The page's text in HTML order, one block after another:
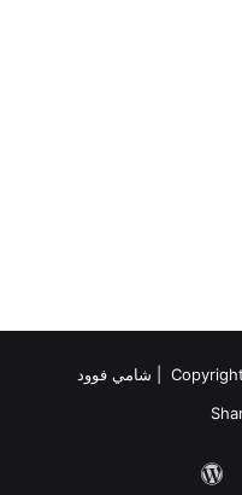
شامي فوود
‫WordPress